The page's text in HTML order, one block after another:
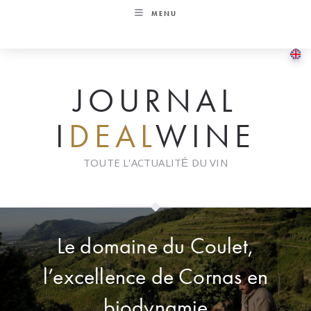
MENU
JOURNAL
I DEALWINE
TOUTE L'ACTUALITÉ DU VIN
Le domaine du Coulet,
l’excellence de Cornas en